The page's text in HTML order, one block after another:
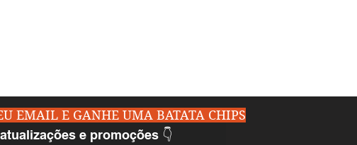
e promoções 👇
EMAIL E GANHE UMA BATATA CHIPS